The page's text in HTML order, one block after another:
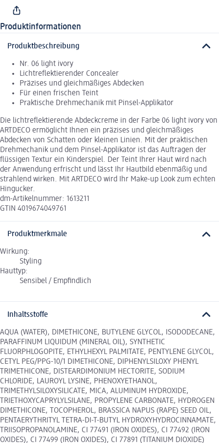
Produktinformationen
Produktbeschreibung
Nr. 06 light ivory
Lichtreflektierender Concealer
Präzises und gleichmäßiges Abdecken
Für einen frischen Teint
Praktische Drehmechanik mit Pinsel-Applikator
Die lichtreflektierende Abdeckcreme in der Farbe 06 light ivory von
ARTDECO ermöglicht Ihnen ein präzises und gleichmäßiges
Abdecken von Schatten oder kleinen Linien. Mit der praktischen
Drehmechanik und dem Pinsel-Applikator ist das Auftragen der
flüssigen Textur ein Kinderspiel. Der Teint Ihrer Haut wird nach
der Anwendung erfrischt und lässt Ihr Hautbild ebenmäßig und
strahlend wirken. Mit ARTDECO wird Ihr Make-up Look zum echten
Hingucker.
dm-Artikelnummer: 1613211
GTIN 4019674049761
Produktmerkmale
Wirkung:
Styling
Hauttyp:
Sensibel / Empfindlich
Inhaltsstoffe
AQUA (WATER), DIMETHICONE, BUTYLENE GLYCOL, ISODODECANE,
PARAFFINUM LIQUIDUM (MINERAL OIL), SYNTHETIC
FLUORPHLOGOPITE, ETHYLHEXYL PALMITATE, PENTYLENE GLYCOL,
CETYL PEG/PPG-10/1 DIMETHICONE, DIPHENYLSILOXY PHENYL
TRIMETHICONE, DISTEARDIMONIUM HECTORITE, SODIUM
CHLORIDE, LAUROYL LYSINE, PHENOXYETHANOL,
TRIMETHYLSILOXYSILICATE, MICA, ALUMINUM HYDROXIDE,
TRIETHOXYCAPRYLYLSILANE, PROPYLENE CARBONATE, HYDROGEN
DIMETHICONE, TOCOPHEROL, BRASSICA NAPUS (RAPE) SEED OIL,
PENTAERYTHRITYL TETRA-DI-T-BUTYL HYDROXYHYDROCINNAMATE,
TRIISOPROPANOLAMINE, CI 77491 (IRON OXIDES), CI 77492 (IRON
OXIDES), CI 77499 (IRON OXIDES), CI 77891 (TITANIUM DIOXIDE)